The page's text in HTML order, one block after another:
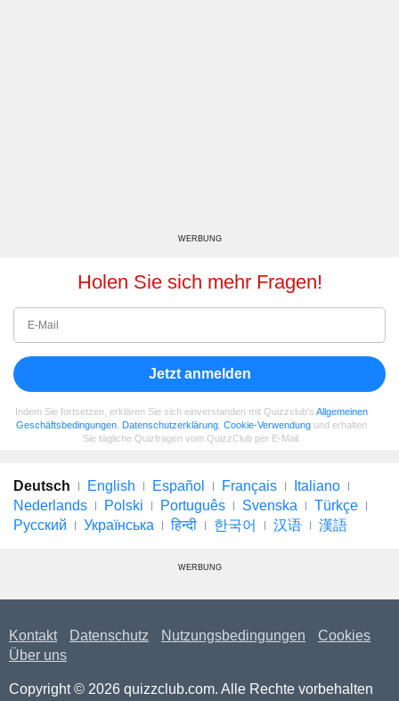
WERBUNG
Holen Sie sich mehr Fragen!
Jetzt anmelden
Indem Sie fortsetzen, erklären Sie sich einverstanden mit Quizzclub's Allgemeinen
Geschäftsbedingungen Datenschutzerklärung Cookie-Verwendung und erhalten
Sie tägliche Quizfragen vom QuizzClub per E-Mail.
Deutsch English Español Français
Italiano
Nederlands
Polski Português Svenska
Türkçe
Русский
Українська हिन्दी 한국어 汉语 漢語
WERBUNG
Kontakt Datenschutz Nutzungsbedingungen
Cookies
Über uns
Copyright © 2026 quizzclub.com. Alle Rechte vorbehalten